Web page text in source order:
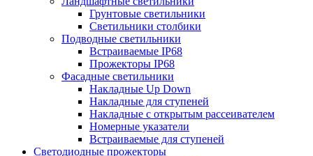
Грунтовые светильники
Светильники столбики
Подводные светильники
Встраиваемые IP68
Прожекторы IP68
Фасадные светильники
Накладные Up Down
Накладные для ступеней
Накладные с открытым рассеивателем
Номерные указатели
Встраиваемые для ступеней
Светодиодные прожекторы